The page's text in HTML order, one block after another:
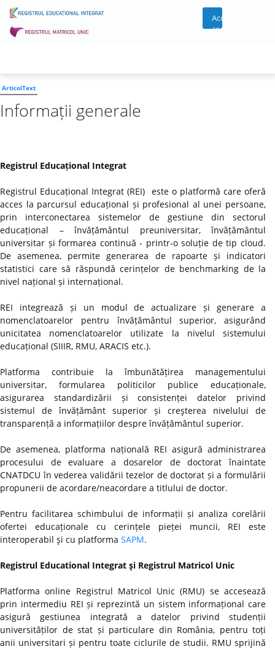
Acces
cont
ArticolText
Informații generale
Registrul Educațional Integrat
Registrul Educațional Integrat (REI) este o platformă care oferă
acces la parcursul educațional și profesional al unei persoane,
prin interconectarea sistemelor de gestiune din sectorul
educațional – învățământul preuniversitar, învățământul
universitar și formarea continuă - printr-o soluție de tip cloud.
De asemenea, permite generarea de rapoarte și indicatori
statistici care să răspundă cerințelor de benchmarking de la
nivel național și internațional.
REI integrează și un modul de actualizare și generare a
nomenclatoarelor pentru învățământul superior, asigurând
unicitatea nomenclatoarelor utilizate la nivelul sistemului
educațional (SIIIR, RMU, ARACIS etc.).
Platforma contribuie la îmbunătățirea managementului
universitar, formularea politicilor publice educaționale,
asigurarea standardizării și consistenței datelor privind
sistemul de învățământ superior și creşterea nivelului de
transparență a informațiilor despre învățământul superior.
De asemenea, platforma națională REI asigură administrarea
procesului de evaluare a dosarelor de doctorat înaintate
CNATDCU în vederea validării tezelor de doctorat și a formulării
propunerii de acordare/neacordare a titlului de doctor.
Pentru facilitarea schimbului de informații și analiza corelării
ofertei educaționale cu cerințele pieței muncii, REI este
interoperabil şi cu platforma SAPM.
Registrul Educational Integrat şi Registrul Matricol Unic
Platforma online Registrul Matricol Unic (RMU) se accesează
prin intermediu REI și reprezintă un sistem informațional care
asigură gestiunea integrată a datelor privind studenții
universităților de stat și particulare din România, pentru toți
anii universitari și pentru toate ciclurile de studii. RMU sprijină